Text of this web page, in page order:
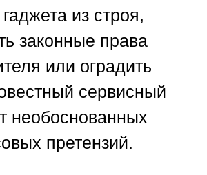
из строя,
законные права
или оградить
сервисный
необоснованных
претензий.